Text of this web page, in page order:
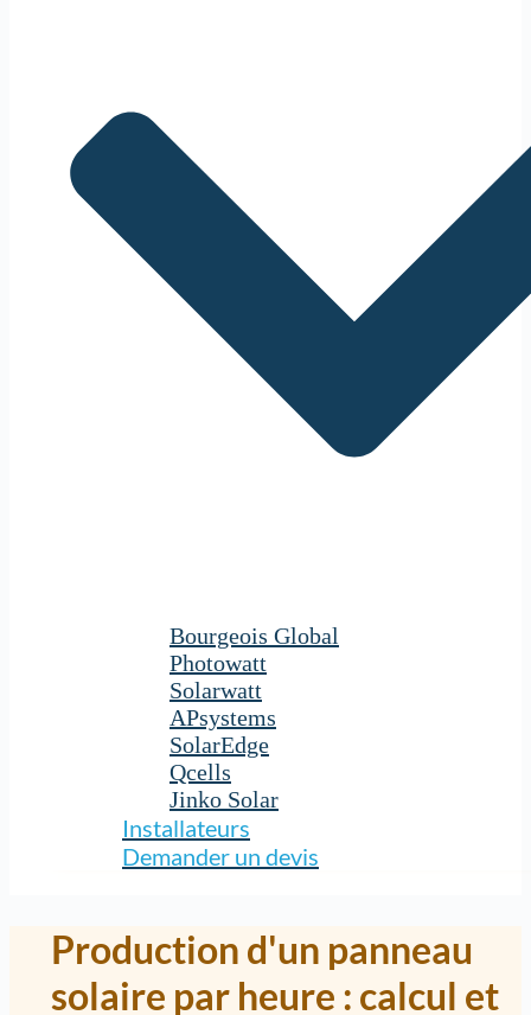
Bourgeois Global
Photowatt
Solarwatt
APsystems
SolarEdge
Qcells
Jinko Solar
Installateurs
Demander un devis
Production d'un panneau
solaire par heure : calcul et